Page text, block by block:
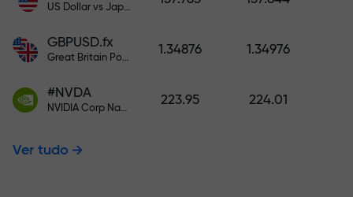
US Dollar vs Japanese Yen
GBPUSD.fx
Great Britain Pound vs US Dollar
1.34876 1.34976
#NVDA
NVIDIA Corp Nasdaq Stock Exchange (Nasdaq) USD
223.95 224.01
Ver tudo